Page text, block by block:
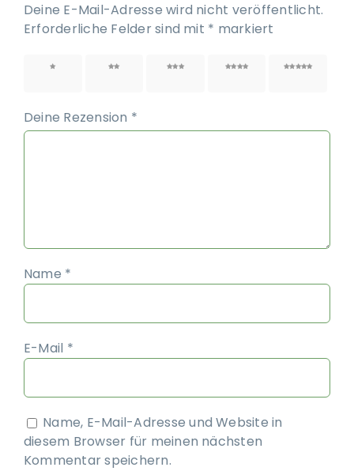
Deine E-Mail-Adresse wird nicht veröffentlicht.
Erforderliche Felder sind mit * markiert
1 von 2 von 3 von 4 von 5 von
Deine Rezension *
Name *
E-Mail *
Name, E-Mail-Adresse und Website in
diesem Browser für meinen nächsten
Kommentar speichern.